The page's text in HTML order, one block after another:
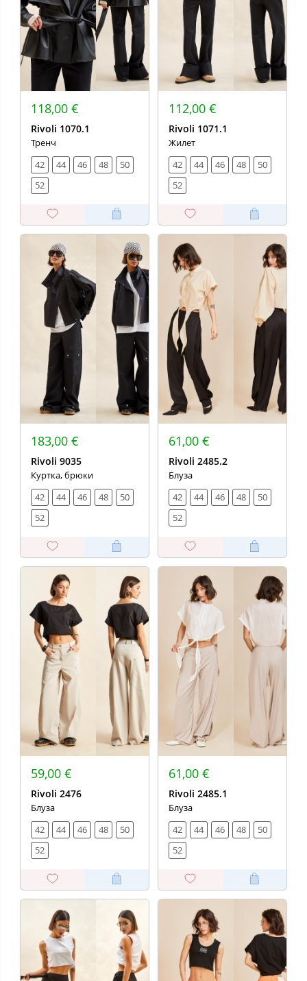
118,00 €
Rivoli 1070.1
Тренч
42
44 46 48
50
52
112,00 €
Rivoli 1071.1
Жилет
42
44 46 48
50
52
183,00 €
Rivoli 9035
Куртка, брюки
42
44 46 48
50
52
61,00 €
Rivoli 2485.2
Блуза
42
44 46 48
50
52
59,00 €
Rivoli 2476
Блуза
42
44 46 48
50
52
61,00 €
Rivoli 2485.1
Блуза
42
44 46 48
50
52